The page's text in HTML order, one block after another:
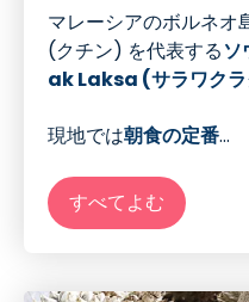
マレーシアのボルネオ
(クチン) を代表するソ
ak Laksa (サラワク
現地では朝食の定番...
すべてよむ